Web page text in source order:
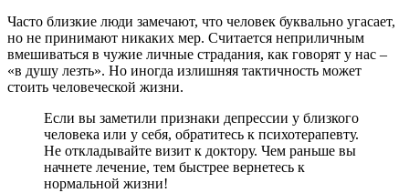
Часто близкие люди замечают, что человек буквально угасает,
но не принимают никаких мер. Считается неприличным
вмешиваться в чужие личные страдания, как говорят у нас –
«в душу лезть». Но иногда излишняя тактичность может
стоить человеческой жизни.
Если вы заметили признаки депрессии у близкого
человека или у себя, обратитесь к психотерапевту.
Не откладывайте визит к доктору. Чем раньше вы
начнете лечение, тем быстрее вернетесь к
нормальной жизни!